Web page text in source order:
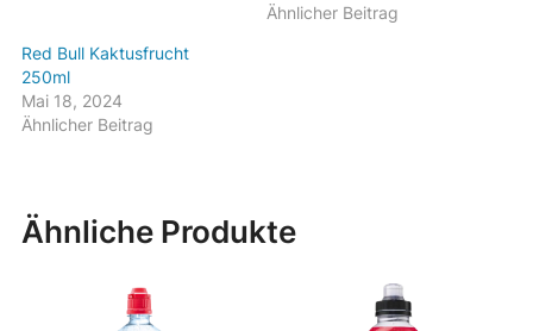
Ähnlicher Beitrag
Red Bull Kaktusfrucht
250ml
Mai 18, 2024
Ähnlicher Beitrag
Ähnliche Produkte